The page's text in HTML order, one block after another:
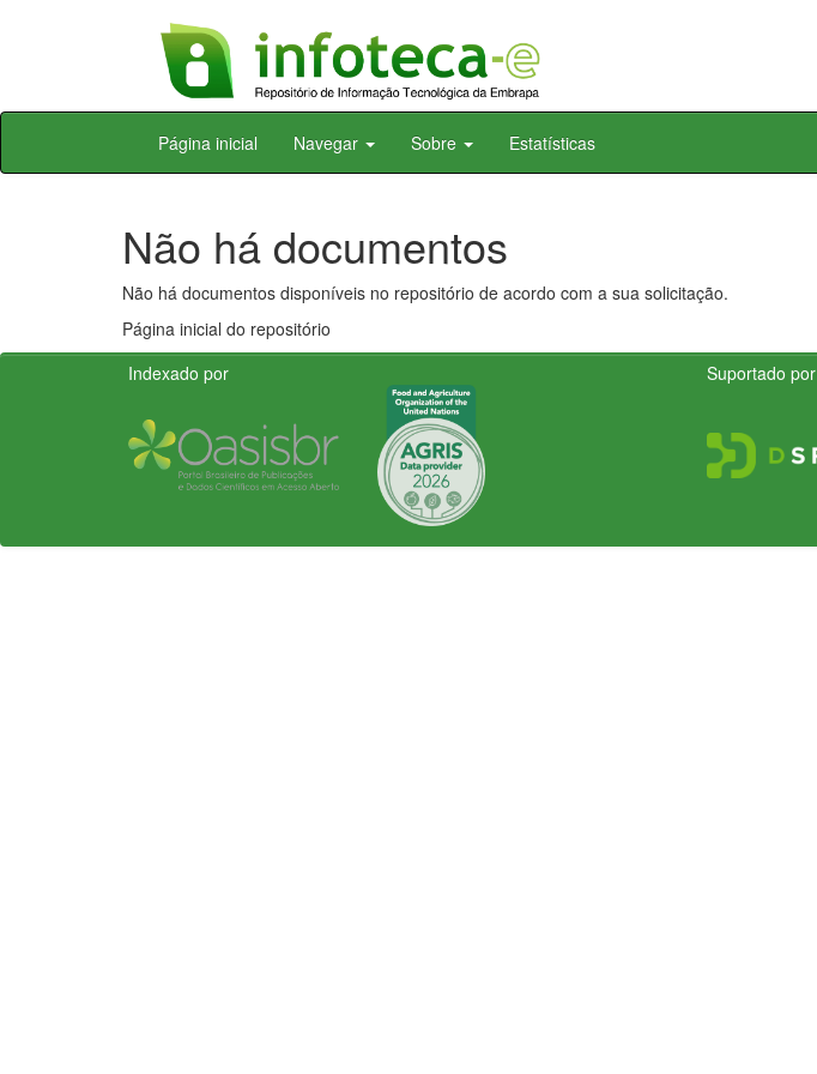
Skip
Página inicial Navegar Sobre Estatísticas
Não há documentos
Não há documentos disponíveis no repositório de acordo com a sua solicitação.
Página inicial do repositório
Indexado por
Suportado por